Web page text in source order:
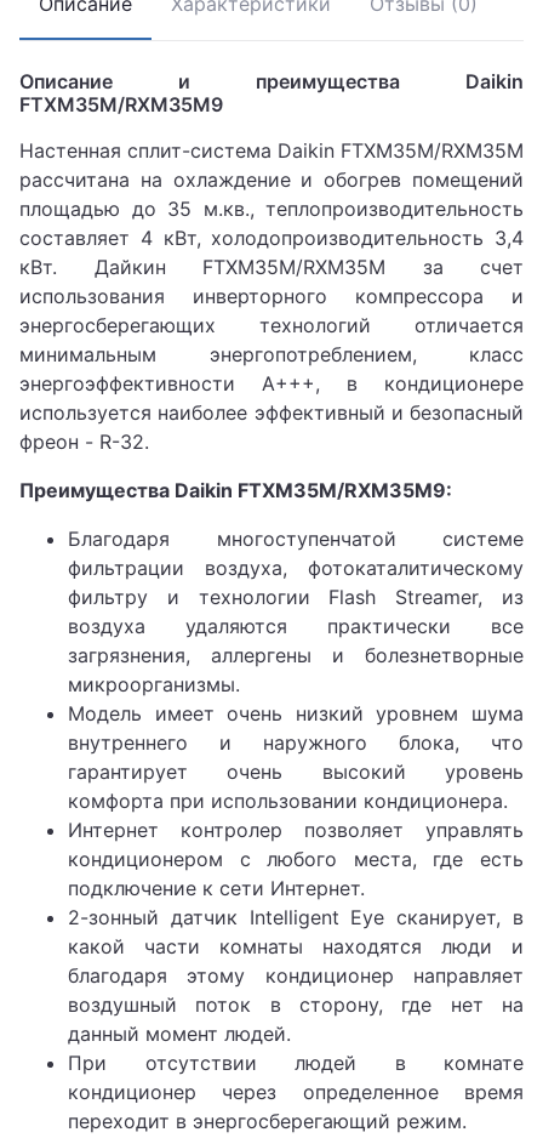
Описание и преимущества Daikin
FTXM35M/RXM35M9
Настенная сплит-система Daikin FTXM35M/RXM35M
рассчитана на охлаждение и обогрев помещений
площадью до 35 м.кв., теплопроизводительность
составляет 4 кВт, холодопроизводительность 3,4
кВт. Дайкин FTXM35M/RXM35M за счет
использования инверторного компрессора и
энергосберегающих технологий отличается
минимальным энергопотреблением, класс
энергоэффективности А+++, в кондиционере
используется наиболее эффективный и безопасный
фреон - R-32.
Преимущества Daikin FTXM35M/RXM35M9:
Благодаря многоступенчатой системе
фильтрации воздуха, фотокаталитическому
фильтру и технологии Flash Streamer, из
воздуха удаляются практически все
загрязнения, аллергены и болезнетворные
микроорганизмы.
Модель имеет очень низкий уровнем шума
внутреннего и наружного блока, что
гарантирует очень высокий уровень
комфорта при использовании кондиционера.
Интернет контролер позволяет управлять
кондиционером с любого места, где есть
подключение к сети Интернет.
2-зонный датчик Intelligent Eye сканирует, в
какой части комнаты находятся люди и
благодаря этому кондиционер направляет
воздушный поток в сторону, где нет на
данный момент людей.
При отсутствии людей в комнате
кондиционер через определенное время
переходит в энергосберегающий режим.